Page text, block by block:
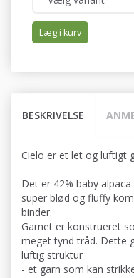
Læg i kurv
BESKRIVELSE
Cielo er et let og luftigt
Det er 42% baby
super blød og fluffy
binder.
Garnet er konstrueret
meget tynd tråd. Dette
luftig struktur
- et garn som kan